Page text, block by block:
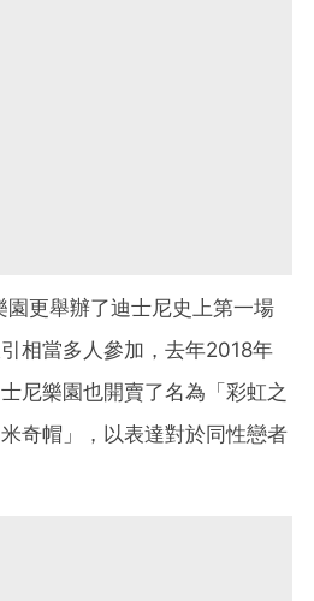
更舉辦了迪士尼史上第一場
相當多人參加，去年2018年
尼樂園也開賣了名為「彩虹之
奇帽」，以表達對於同性戀者